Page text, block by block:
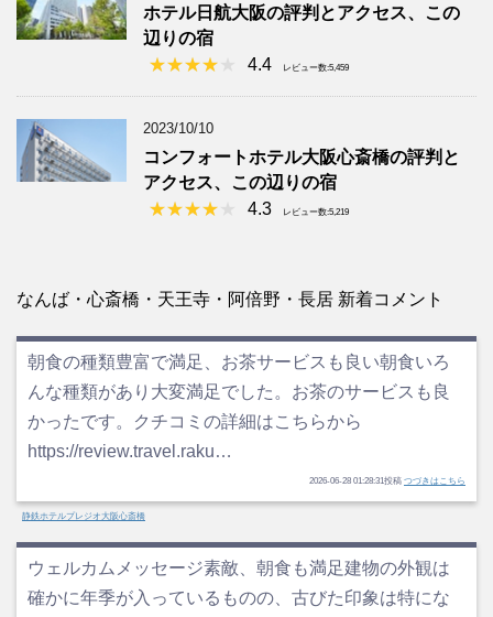
ホテル日航大阪の評判とアクセス、この
辺りの宿
4.4
レビュー数:5,459
2023/10/10
コンフォートホテル大阪心斎橋の評判と
アクセス、この辺りの宿
4.3
レビュー数:5,219
なんば・心斎橋・天王寺・阿倍野・長居 新着コメント
朝食の種類豊富で満足、お茶サービスも良い朝食いろ
んな種類があり大変満足でした。お茶のサービスも良
かったです。クチコミの詳細はこちらから
https://review.travel.raku…
2026-06-28 01:28:31投稿 つづきはこちら
静鉄ホテルプレジオ大阪心斎橋
ウェルカムメッセージ素敵、朝食も満足建物の外観は
確かに年季が入っているものの、古びた印象は特にな